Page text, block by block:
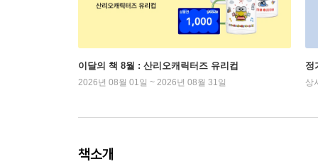
이달의 책 8월 : 산리오캐릭터즈 유리컵
2026년 08월 01일 ~ 2026년 08월 31일
정
상
책소개